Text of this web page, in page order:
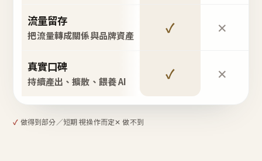
流量留存
把流量轉成關係與品牌資產 ✓ ✕
真實口碑
持續產出、擴散、餵養 AI ✓ ✕
✓ 做得到部分／短期 視操作而定✕ 做不到